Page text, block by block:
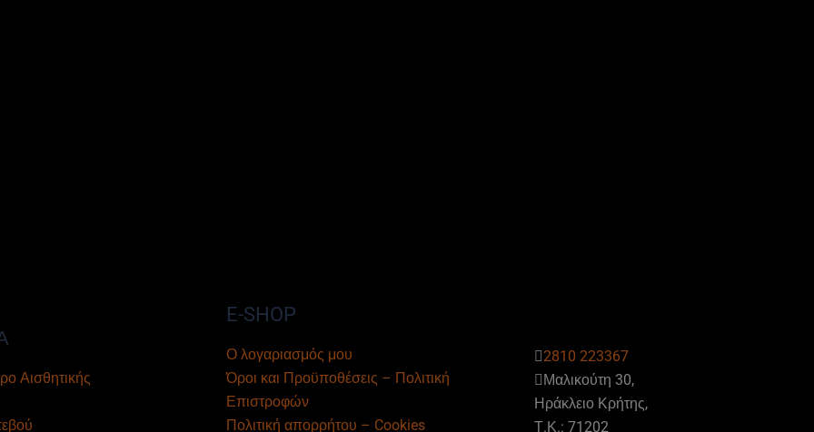
Αισθητικής
E-SHOP
Ο λογαριασμός μου
Όροι και Προϋποθέσεις – Πολιτική
Επιστροφών
Πολιτική απορρήτου – Cookies
2810 223367
Μαλικούτη 30,
Ηράκλειο Κρήτης,
Τ.Κ.: 71202